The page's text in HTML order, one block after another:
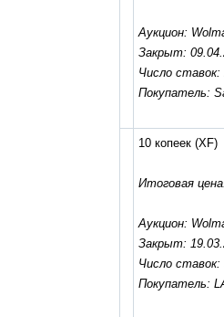
Аукцион:
Закрыт:
Число ставок:
Покупатель:
10 копеек(XF)
Итоговая
Аукцион:
Закрыт:
Число ставок:
Покупатель: